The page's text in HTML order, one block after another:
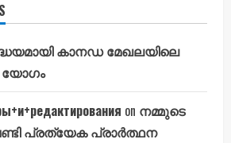
കാനഡ മേഖലയിലെ
യോഗം
on നമ്മുടെ
പ്രത്യേക പ്രാർത്ഥന